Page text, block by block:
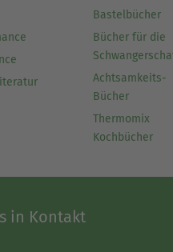
Bastelbücher
Bücher für die
Achtsamkeits-
Bücher
Thermomix
Kochbücher
in Kontakt